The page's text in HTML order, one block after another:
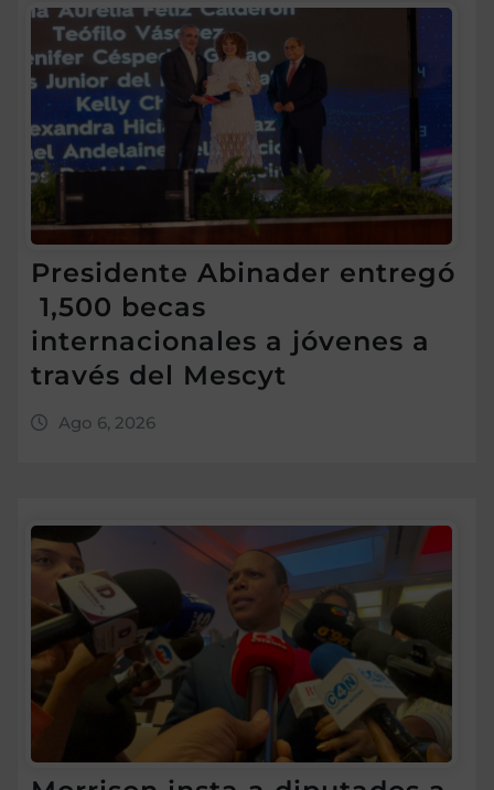
Presidente Abinader entregó
1,500 becas
internacionales a jóvenes a
través del Mescyt
Ago 6, 2026